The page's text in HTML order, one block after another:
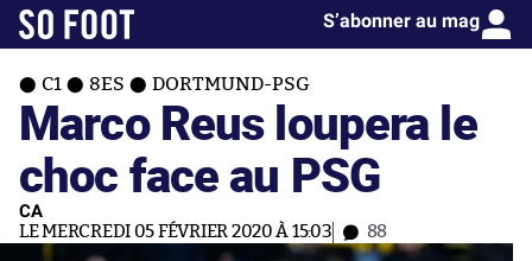
S’abonner au mag
C1 8ES DORTMUND-PSG
Marco Reus loupera le
choc face au PSG
CA
LE MERCREDI 05 FÉVRIER 2020 À 15:03 88